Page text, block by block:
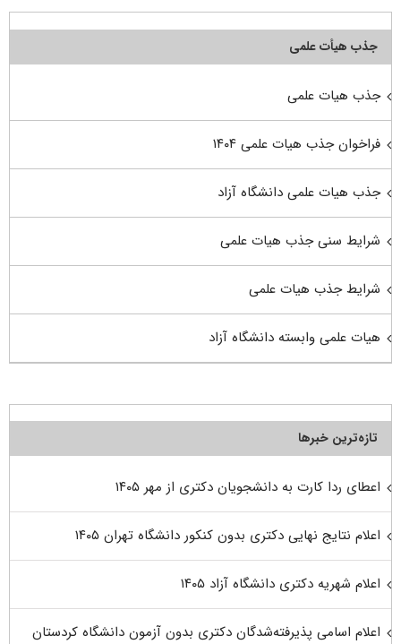
جذب هیأت علمی
جذب هیات علمی
فراخوان جذب هیات علمی ۱۴۰۴
جذب هیات علمی دانشگاه آزاد
شرایط سنی جذب هیات علمی
شرایط جذب هیات علمی
هیات علمی وابسته دانشگاه آزاد
تازه‌ترین خبرها
اعطای ردا کارت به دانشجویان دکتری از مهر ۱۴۰۵
اعلام نتایج نهایی دکتری بدون کنکور دانشگاه تهران ۱۴۰۵
اعلام شهریه دکتری دانشگاه آزاد ۱۴۰۵
اعلام اسامی پذیرفته‌شدگان دکتری بدون آزمون دانشگاه کردستان